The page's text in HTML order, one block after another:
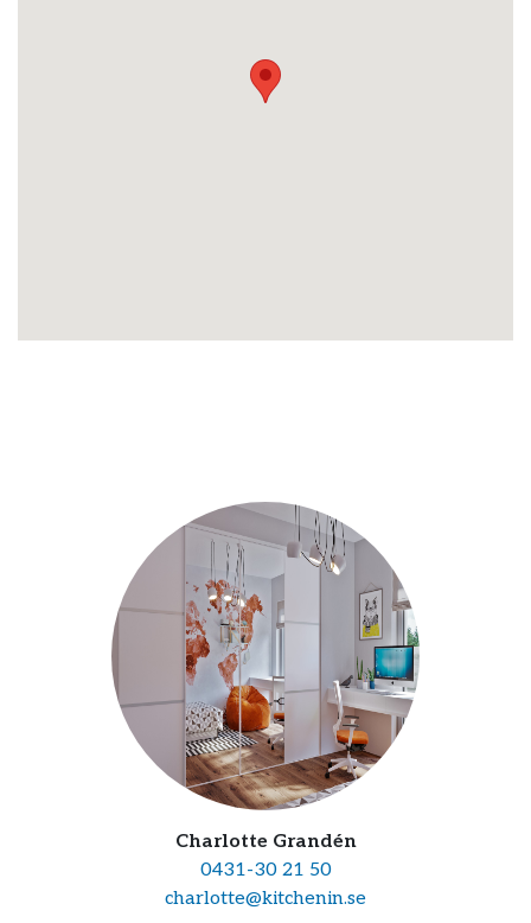
Charlotte Grandén
0431-30 21 50
charlotte@kitchenin.se